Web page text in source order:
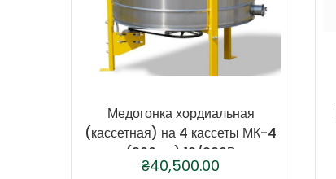
Медогонка хордиальная
(кассетная) на 4 кассеты МК-4
(300мм) 12/220В
₴40,500.00